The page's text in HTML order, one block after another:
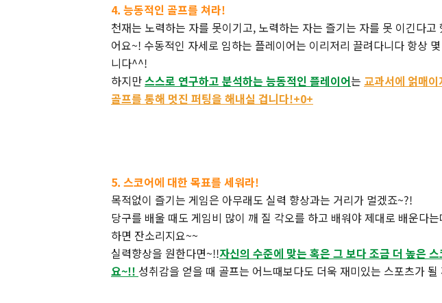
4. 능동적인 골프를 쳐라!
천재는 노력하는 자를 못이기고, 노력하는 자는 즐기는 자를 못 이긴다
어요~! 수동적인 자세로 임하는 플레이어는 이리저리 끌려다니다 항상
니다^^!
하지만스스로 연구하고 분석하는 능동적인 플레이어는 교과서에 얽매
골프를 통해 멋진 퍼팅을 해내실 겁니다!+0+
5. 스코어에 대한 목표를 세워라!
목적없이 즐기는 게임은 아무래도 실력 향상과는 거리가 멀겠죠~?!
당구를 배울 때도 게임비 많이 깨 질 각오를 하고 배워야 제대로 배운다
하면 잔소리지요~~
실력향상을 원한다면~!!자신의 수준에 맞는 혹은 그 보다 조금 더 높은
요~!! 성취감을 얻을 때 골프는 어느때보다도 더욱 재미있는 스포츠가